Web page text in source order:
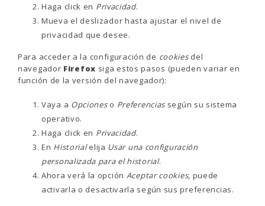
Haga click en Privacidad.
Mueva el deslizador hasta ajustar el nivel de
privacidad que desee.
Para acceder a la configuración de cookiesdel
navegador Firefox siga estos pasos (pueden variar en
función de la versión del navegador):
Vaya a Opcioneso Preferencias según su sistema
operativo.
Haga click en Privacidad.
En Historialelija Usar una configuración
personalizada para el historial.
Ahora verá la opción Aceptar cookies, puede
activarla o desactivarla según sus preferencias.